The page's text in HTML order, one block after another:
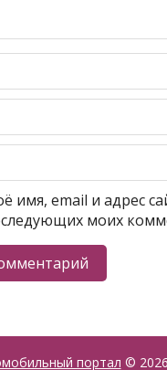
имя, email и адрес
моих
портал © 2026